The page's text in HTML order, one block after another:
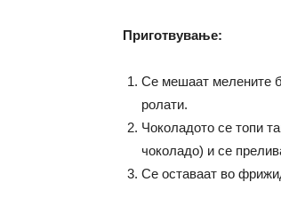
Приготвување:
Се мешаат мелените
ролати.
Чоколадото се топи
чоколадо) и се
Се оставаат во